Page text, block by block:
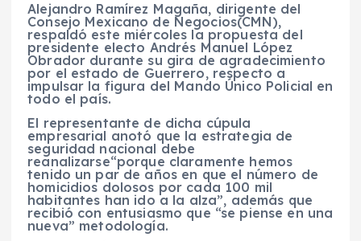
Alejandro Ramírez Magaña, dirigente del
Consejo Mexicano de Negocios(CMN),
respaldó este miércoles la propuesta del
presidente electo Andrés Manuel López
Obrador durante su gira de agradecimiento
por el estado de Guerrero, respecto a
impulsar la figura del Mando Único Policial en
todo el país.
El representante de dicha cúpula
empresarial anotó que la estrategia de
seguridad nacional debe
reanalizarse“porque claramente hemos
tenido un par de años en que el número de
homicidios dolosos por cada 100 mil
habitantes han ido a la alza”, además que
recibió con entusiasmo que “se piense en una
nueva” metodología.